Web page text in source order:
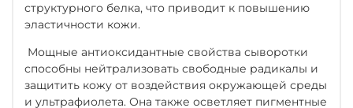
структурного белка, что приводит к повышению
эластичности кожи.
Мощные антиоксидантные свойства сыворотки
способны нейтрализовать свободные радикалы и
защитить кожу от воздействия окружающей среды
и ультрафиолета. Она также осветляет пигментные